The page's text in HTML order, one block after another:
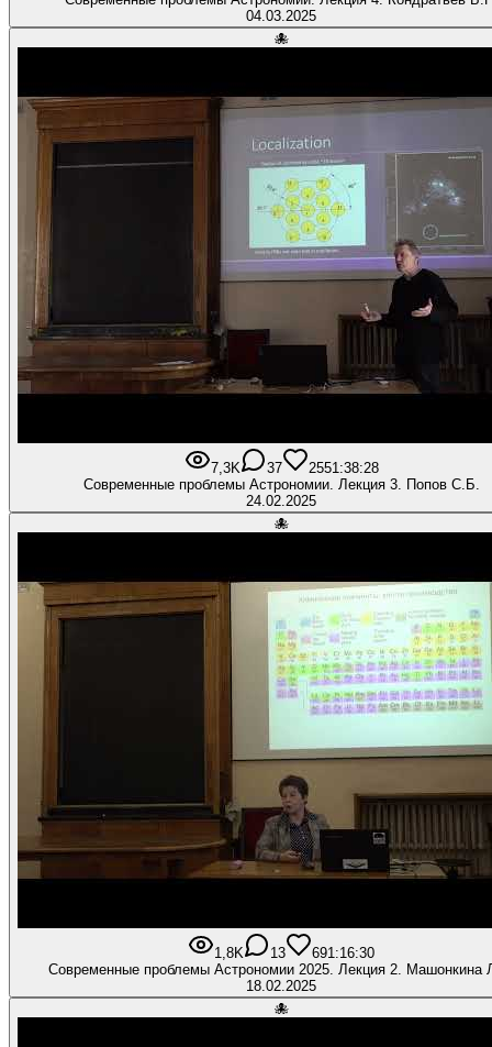
04.03.2025
🐙
7,3K 37 2551:38:28
Современные проблемы Астрономии. Лекция 3. Попов С.Б.
24.02.2025
🐙
1,8K 13 691:16:30
Современные проблемы Астрономии 2025. Лекция 2. Машонкина
18.02.2025
🐙